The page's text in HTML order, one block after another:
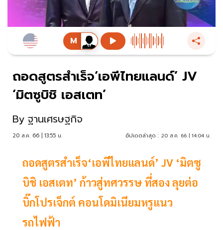
ถอดสูตรสำเร็จ‘เอพีไทยแลนด์’ JV
‘มิตซูบิชิ เอสเตท’
By ฐานเศรษฐกิจ
20 ส.ค. 66 | 13:55 น. อัปเดตล่าสุด : 20 ส.ค. 66 | 14:04 น.
ถอดสูตรสำเร็จ‘เอพีไทยแลนด์’ JV ‘มิตซู
บิชิ เอสเตท’ ก้าวสู่ทศวรรษ ที่สอง ลุยต่อ
บิ๊กโปรเจ็กต์ คอนโดมิเนียมหรูแนว
รถไฟฟ้า